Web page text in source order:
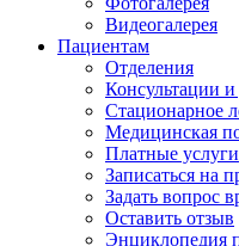
Видеогалерея
Пациентам
Отделения
Консультации и
Стационарное
Медицинская
Платные услуги
Записаться на
Задать вопрос
Оставить отзыв
Энциклопедия